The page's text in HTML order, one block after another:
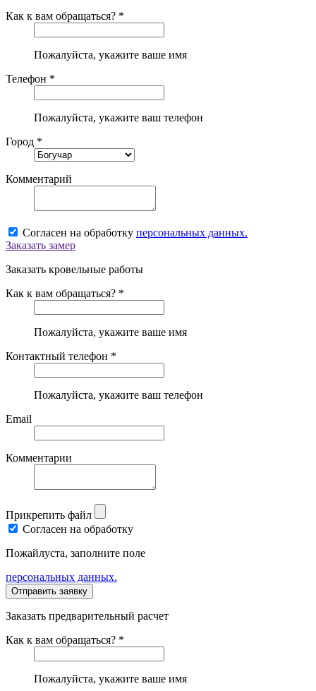
Как к вам обращаться? *
Пожалуйста, укажите ваше имя
Телефон *
Пожалуйста, укажите ваш телефон
Город *
Комментарий
Согласен на обработку персональных данных.
Заказать замер
Заказать кровельные работы
Как к вам обращаться? *
Пожалуйста, укажите ваше имя
Контактный телефон *
Пожалуйста, укажите ваш телефон
Email
Комментарии
Прикрепить файл
Согласен на обработку
Пожайлуста, заполните поле
персональных данных.
Заказать предварительный расчет
Как к вам обращаться? *
Пожалуйста, укажите ваше имя